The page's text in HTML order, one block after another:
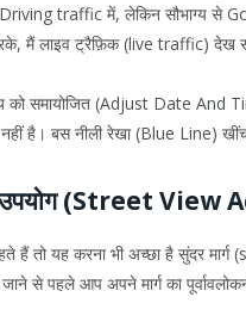
traffic में, लेकिन सौभाग्य से
मैं लाइव ट्रैफ़िक (live traffic) देख
समायोजित (Adjust Date And
नहीं है। बस नीली रेखा (Blue Line)
(Street View
हैं तो यह करना भी अच्छा है सुंदर
से पहले आप अपने मार्ग का